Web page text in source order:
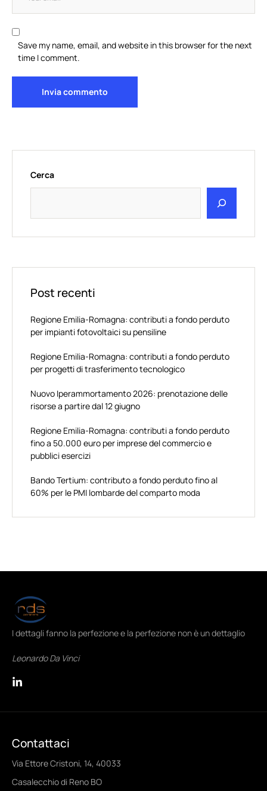
Save my name, email, and website in this browser for the next
time I comment.
Cerca
Post recenti
Regione Emilia-Romagna: contributi a fondo perduto
per impianti fotovoltaici su pensiline
Regione Emilia-Romagna: contributi a fondo perduto
per progetti di trasferimento tecnologico
Nuovo Iperammortamento 2026: prenotazione delle
risorse a partire dal 12 giugno
Regione Emilia-Romagna: contributi a fondo perduto
fino a 50.000 euro per imprese del commercio e
pubblici esercizi
Bando Tertium: contributo a fondo perduto fino al
60% per le PMI lombarde del comparto moda
I dettagli fanno la perfezione e la perfezione non è un dettaglio
Leonardo Da Vinci
Contattaci
Via Ettore Cristoni, 14, 40033
Casalecchio di Reno BO